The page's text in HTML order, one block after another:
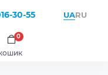
30-55 UARU
0